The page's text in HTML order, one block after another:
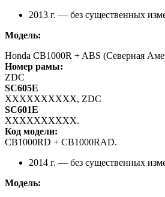
2013 г. — без существенных
Модель:
Honda CB1000R + ABS (Северная
Номер рамы:
ZDC
SC605E
XXXXXXXXXX, ZDC
SC601E
XXXXXXXXXX.
Код модели:
CB1000RD + CB1000RAD.
2014 г. — без существенных
Модель: